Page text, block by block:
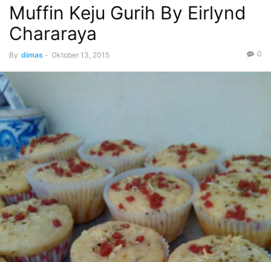
Muffin Keju Gurih By Eirlynd
Chararaya
By dimas - Oktober 13, 2015 0